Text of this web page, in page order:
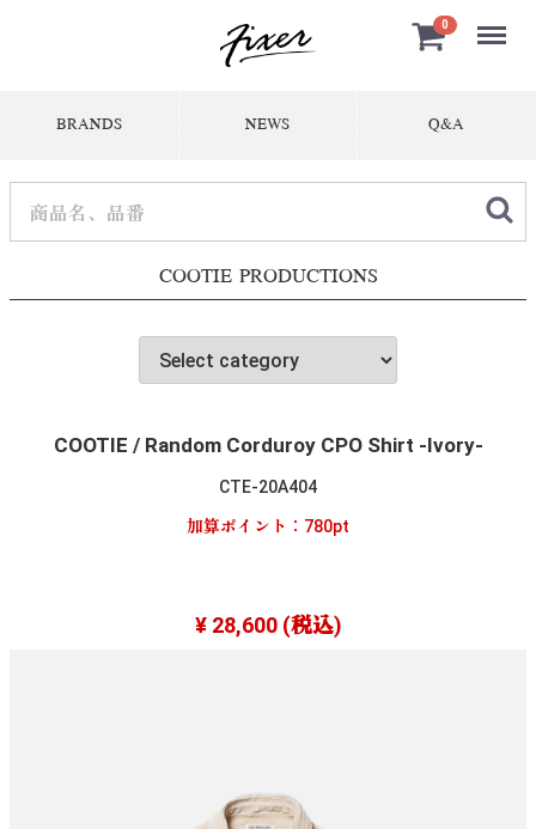
0 Menu
BRANDS NEWS Q&A
COOTIE PRODUCTIONS
COOTIE / Random Corduroy CPO Shirt -Ivory-
CTE-20A404
加算ポイント： 780pt
¥ 28,600(税込)